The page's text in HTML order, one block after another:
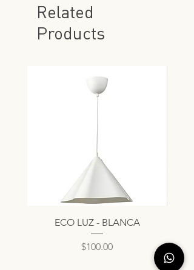
Related
Products
ECO LUZ - BLANCA
Price
$100.00